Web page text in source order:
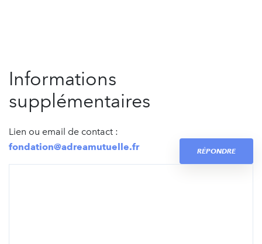
Informations
supplémentaires
Lien ou email de contact :
fondation@adreamutuelle.fr
RÉPONDRE